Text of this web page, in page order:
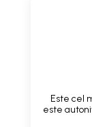
Este cel
este